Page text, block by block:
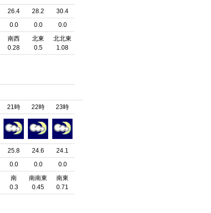
26.4
0.0
南西
0.28
28.2
0.0
北東
0.5
30.4
0.0
北北東
1.08
21時
25.8
0.0
南
0.3
22時
24.6
0.0
南南東
0.45
23時
24.1
0.0
南東
0.71